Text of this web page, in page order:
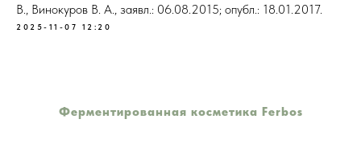
В., Винокуров В. А., заявл.: 06.08.2015; опубл.: 18.01.2017.
2025-11-07 12:20
Ферментированная косметика Ferbos